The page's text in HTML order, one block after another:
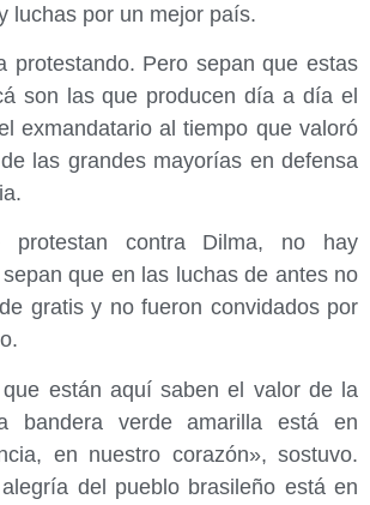
luchas por un mejor país.
protestando. Pero sepan que estas
son las que producen día a día el
exmandatario al tiempo que valoró
las grandes mayorías en defensa
protestan contra Dilma, no hay
que en las luchas de antes no
gratis y no fueron convidados por
están aquí saben el valor de la
bandera verde amarilla está en
en nuestro corazón», sostuvo.
del pueblo brasileño está en